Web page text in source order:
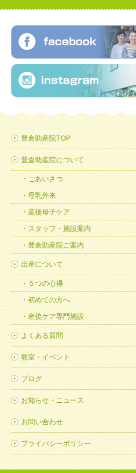
豊倉助産院TOP
豊倉助産院について
ごあいさつ
母乳外来
産後母子ケア
スタッフ・施設案内
豊倉助産院ご案内
出産について
５つの心得
初めての方へ
産後ケア専門施設
よくある質問
教室・イベント
ブログ
お知らせ・ニュース
お問い合わせ
プライバシーポリシー